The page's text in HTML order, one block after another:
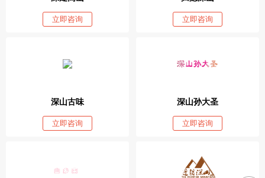
立即咨询 立即咨询
深山古味
立即咨询
深山孙大圣
立即咨询